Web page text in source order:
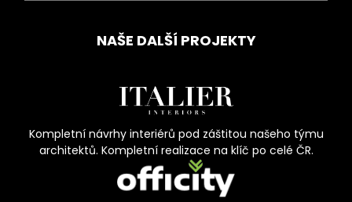
NAŠE DALŠÍ PROJEKTY
Kompletní návrhy interiérů pod záštitou našeho týmu
architektů. Kompletní realizace na klíč po celé ČR.